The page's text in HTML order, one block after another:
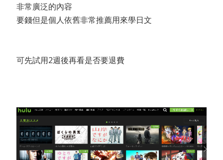
非常廣泛的內容
要錢但是個人依舊非常推薦用來學日文
可先試用2週後再看是否要退費